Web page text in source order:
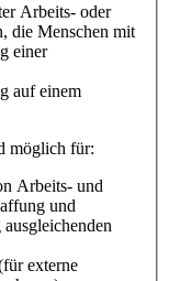
Arbeits- oder
die Menschen mit
einer
auf einem
möglich für:
Arbeits- und
und
externe